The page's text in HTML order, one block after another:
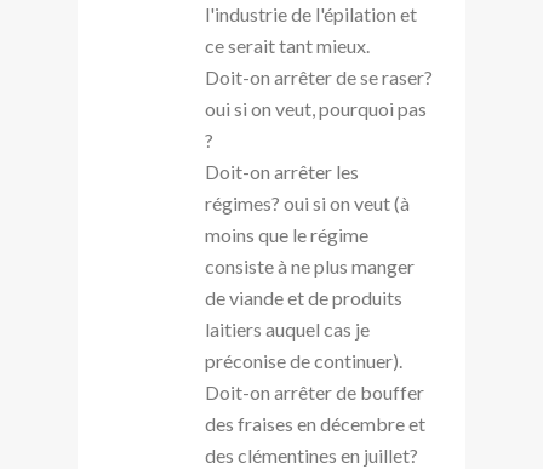
l'industrie de l'épilation et
ce serait tant mieux.
Doit-on arrêter de se raser?
oui si on veut, pourquoi pas
?
Doit-on arrêter les
régimes? oui si on veut (à
moins que le régime
consiste à ne plus manger
de viande et de produits
laitiers auquel cas je
préconise de continuer).
Doit-on arrêter de bouffer
des fraises en décembre et
des clémentines en juillet?